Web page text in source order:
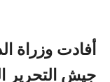
أفادت وزراة
جيش التحرير